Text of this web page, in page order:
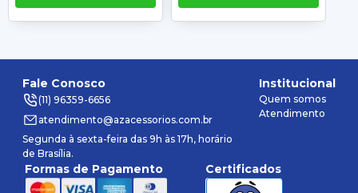
Fale Conosco
(11) 96359-6656
atendimento@azacessorios.com.br
Segunda à sexta-feira das 9h às 17h, horário
de Brasília.
Institucional
Quem somos
Atendimento
Formas de Pagamento Certificados